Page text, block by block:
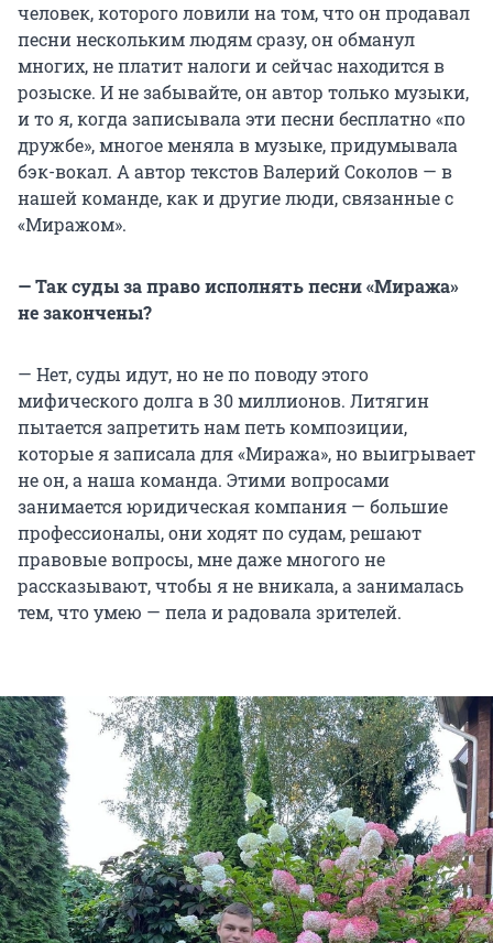
человек, которого ловили на том, что он продавал
песни нескольким людям сразу, он обманул
многих, не платит налоги и сейчас находится в
розыске. И не забывайте, он автор только музыки,
и то я, когда записывала эти песни бесплатно «по
дружбе», многое меняла в музыке, придумывала
бэк-вокал. А автор текстов Валерий Соколов — в
нашей команде, как и другие люди, связанные с
«Миражом».
— Так суды за право исполнять песни «Миража»
не закончены?
— Нет, суды идут, но не по поводу этого
мифического долга в 30 миллионов. Литягин
пытается запретить нам петь композиции,
которые я записала для «Миража», но выигрывает
не он, а наша команда. Этими вопросами
занимается юридическая компания — большие
профессионалы, они ходят по судам, решают
правовые вопросы, мне даже многого не
рассказывают, чтобы я не вникала, а занималась
тем, что умею — пела и радовала зрителей.